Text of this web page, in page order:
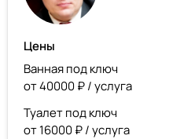
Цены
Ванная под ключ
от 40000 ₽ / услуга
Туалет под ключ
от 16000 ₽ / услуга